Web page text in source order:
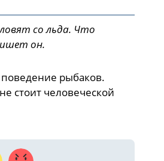
со льда. Что
он.
рыбаков.
стоит человеческой